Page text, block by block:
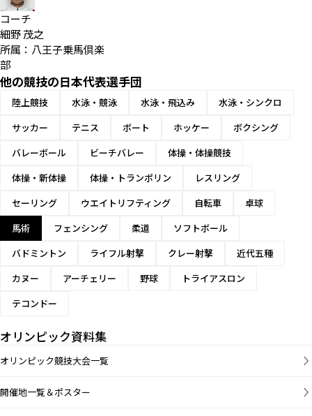
コーチ
細野 茂之
所属：八王子乗馬倶楽
部
他の競技の日本代表選手団
陸上競技 水泳・競泳 水泳・飛込み
水泳・シンクロ
サッカー
テニス ボート ホッケー
ボクシング
バレーボール
ビーチバレー
体操・体操競技
体操・新体操
体操・トランポリン
レスリング
セーリング
ウエイトリフティング 自転車
卓球
馬術
フェンシング 柔道
ソフトボール
バドミントン
ライフル射撃 クレー射撃
近代五種
カヌー
アーチェリー 野球
トライアスロン
テコンドー
オリンピック資料集
オリンピック競技大会一覧
開催地一覧＆ポスター